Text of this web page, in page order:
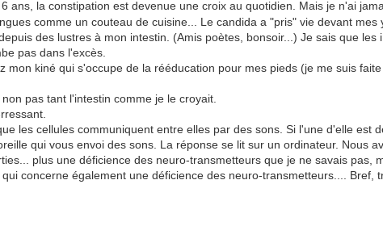
ans, la constipation est devenue une croix au quotidien. Mais je n'ai
comme un couteau de cuisine... Le candida a "pris" vie devant
des lustres à mon intestin. (Amis poètes, bonsoir...) Je sais que
pas dans l'excès.
kiné qui s'occupe de la rééducation pour mes pieds (je me suis
pas tant l'intestin comme je le croyait.
les cellules communiquent entre elles par des sons. Si l'une d'elle est
qui vous envoi des sons. La réponse se lit sur un ordinateur. Nous
plus une déficience des neuro-transmetteurs que je ne savais pas,
concerne également une déficience des neuro-transmetteurs.... Bref,